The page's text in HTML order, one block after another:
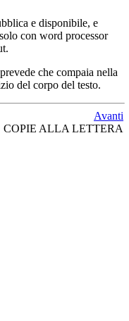
e disponibile, e
con word processor
che compaia nella
del corpo del testo.
Avanti
COPIE ALLA LETTERA